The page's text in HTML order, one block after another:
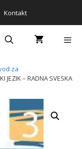
Kontakt
za
JEZIK – RADNA SVESKA